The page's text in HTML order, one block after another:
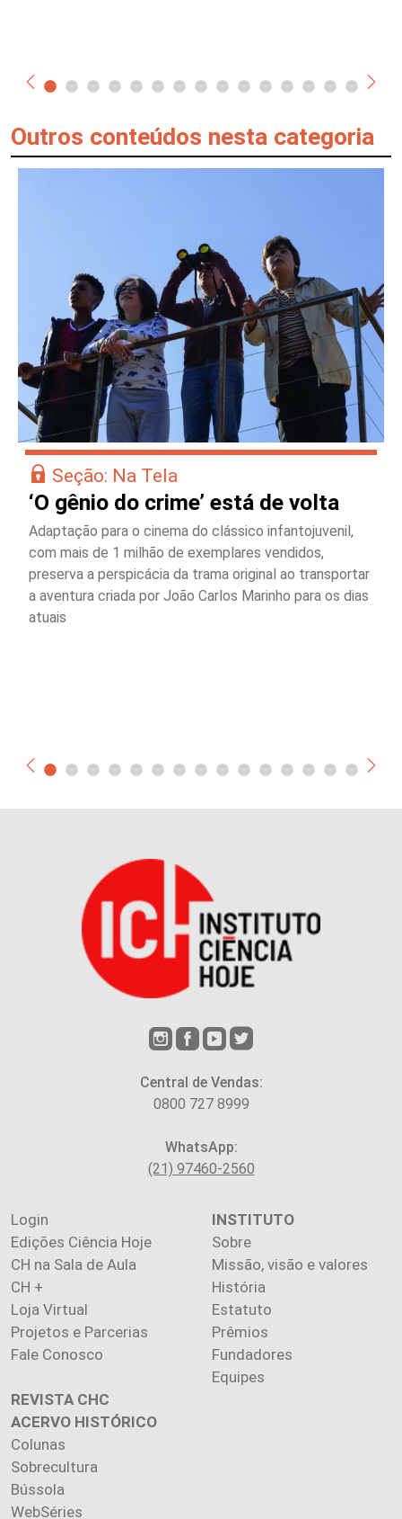
Outros conteúdos nesta categoria
Seção: Na Tela
‘O gênio do crime’ está de volta
Adaptação para o cinema do clássico infantojuvenil,
com mais de 1 milhão de exemplares vendidos,
preserva a perspicácia da trama original ao transportar
a aventura criada por João Carlos Marinho para os dias
atuais
Central de Vendas:
0800 727 8999
WhatsApp:
(21) 97460-2560
Login
Edições Ciência Hoje
CH na Sala de Aula
CH +
Loja Virtual
Projetos e Parcerias
Fale Conosco
INSTITUTO
Sobre
Missão, visão e valores
História
Estatuto
Prêmios
Fundadores
Equipes
REVISTA CHC
ACERVO HISTÓRICO
Colunas
Sobrecultura
Bússola
WebSéries